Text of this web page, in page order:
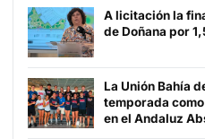
A licitación la
de Doñana por
La Unión Bahía
temporada
en el Andaluz